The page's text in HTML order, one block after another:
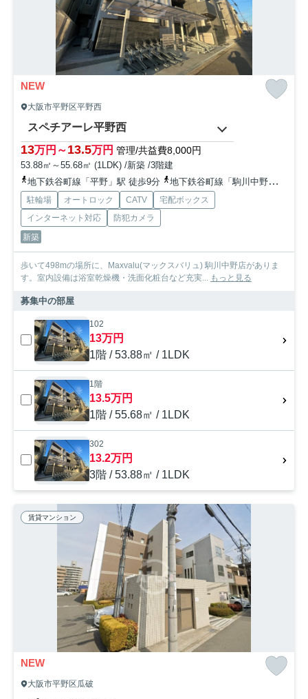
NEW
大阪市平野区平野西
スペチアーレ平野西
13万円～13.5万円 管理/共益費8,000円
53.88㎡～55.68㎡ (1LDK) /新築 /3階建
地下鉄谷町線「平野」駅 徒歩9分
地下鉄谷町線「駒川中野」駅 徒歩10分
駐輪場 オートロック CATV
宅配ボックス
インターネット対応
防犯カメラ
新築
歩いて498mの場所に、Maxvalu(マックスバリュ) 駒川中野店がありま
す。室内設備は浴室乾燥機・洗面化粧台など充実... もっと見る
募集中の部屋
102
13万円
1階 / 53.88㎡ / 1LDK
1階
13.5万円
1階 / 55.68㎡ / 1LDK
302
13.2万円
3階 / 53.88㎡ / 1LDK
賃貸マンション
NEW
大阪市平野区瓜破